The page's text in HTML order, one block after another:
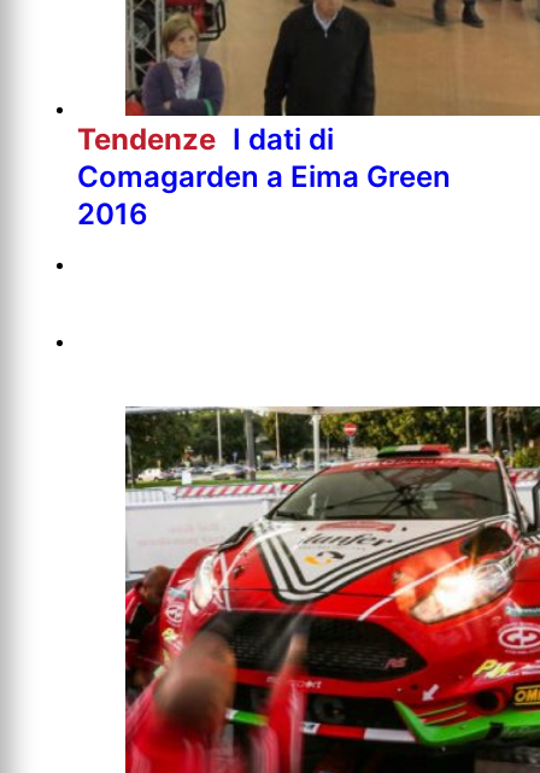
Tendenze I dati di
Comagarden a Eima Green
2016